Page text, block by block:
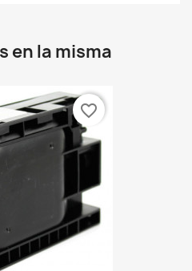
en la misma
favorite_border